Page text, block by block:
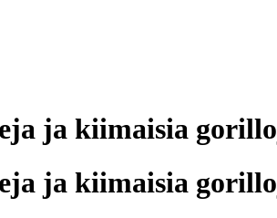
ja kiimaisia
ja kiimaisia